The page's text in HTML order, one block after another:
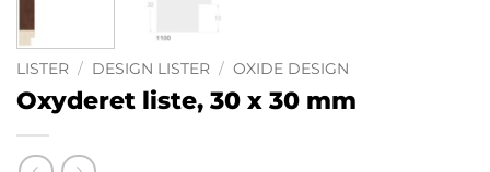
LISTER / DESIGN LISTER / OXIDE DESIGN
Oxyderet liste, 30 x 30 mm